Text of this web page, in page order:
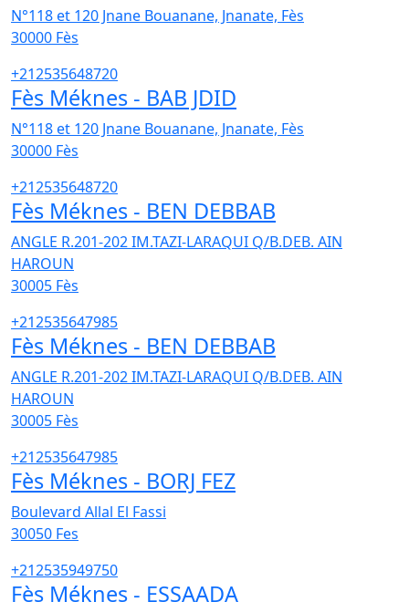
N°118 et 120 Jnane Bouanane, Jnanate, Fès
30000 Fès
+212535648720
Fès Méknes - BAB JDID
N°118 et 120 Jnane Bouanane, Jnanate, Fès
30000 Fès
+212535648720
Fès Méknes - BEN DEBBAB
ANGLE R.201-202 IM.TAZI-LARAQUI Q/B.DEB. AIN
HAROUN
30005 Fès
+212535647985
Fès Méknes - BEN DEBBAB
ANGLE R.201-202 IM.TAZI-LARAQUI Q/B.DEB. AIN
HAROUN
30005 Fès
+212535647985
Fès Méknes - BORJ FEZ
Boulevard Allal El Fassi
30050 Fes
+212535949750
Fès Méknes - ESSAADA